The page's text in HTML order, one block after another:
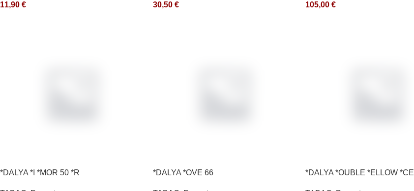
11,90 €
30,50 €
105,00 €
*DALYA *I *MOR 50 *R *DALYA *OVE 66 *DALYA *OUBLE *ELLOW *CE